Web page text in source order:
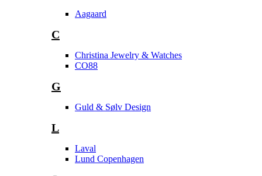
Aagaard
C
Christina Jewelry & Watches
CO88
G
Guld & Sølv Design
L
Laval
Lund Copenhagen